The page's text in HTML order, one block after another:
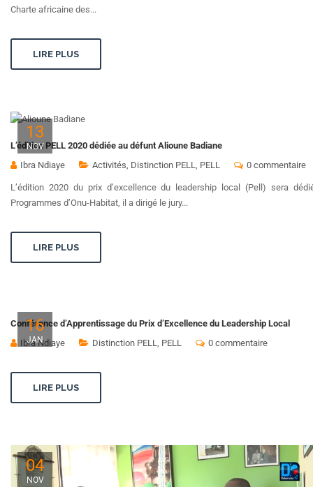
Charte africaine des...
LIRE PLUS
13
NOV
L’édition PELL 2020 dédiée au défunt Alioune Badiane
Ibra Ndiaye
Activités Distinction PELL PELL 0 commentaire
L’édition 2020 du prix d’excellence du leadership local (Pell) sera
Programmes d’Onu-Habitat, il a dirigé le jury...
LIRE PLUS
16
JAN
Conférence d’Apprentissage du Prix d’Excellence du Leadership Local
Ibra Ndiaye
Distinction PELL PELL 0 commentaire
LIRE PLUS
04
NOV